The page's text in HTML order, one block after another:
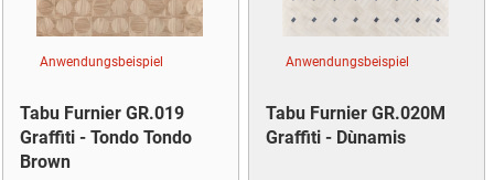
Anwendungsbeispiel
Tabu Furnier GR.019
Graffiti - Tondo Tondo
Brown
Anwendungsbeispiel
Tabu Furnier GR.020M
Graffiti - Dùnamis